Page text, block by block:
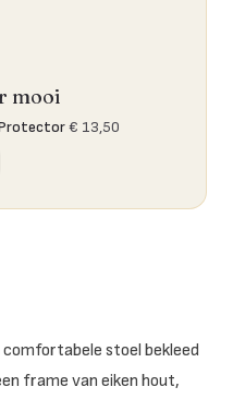
mooi
€ 13,50
comfortabele stoel bekleed
frame van eiken hout,